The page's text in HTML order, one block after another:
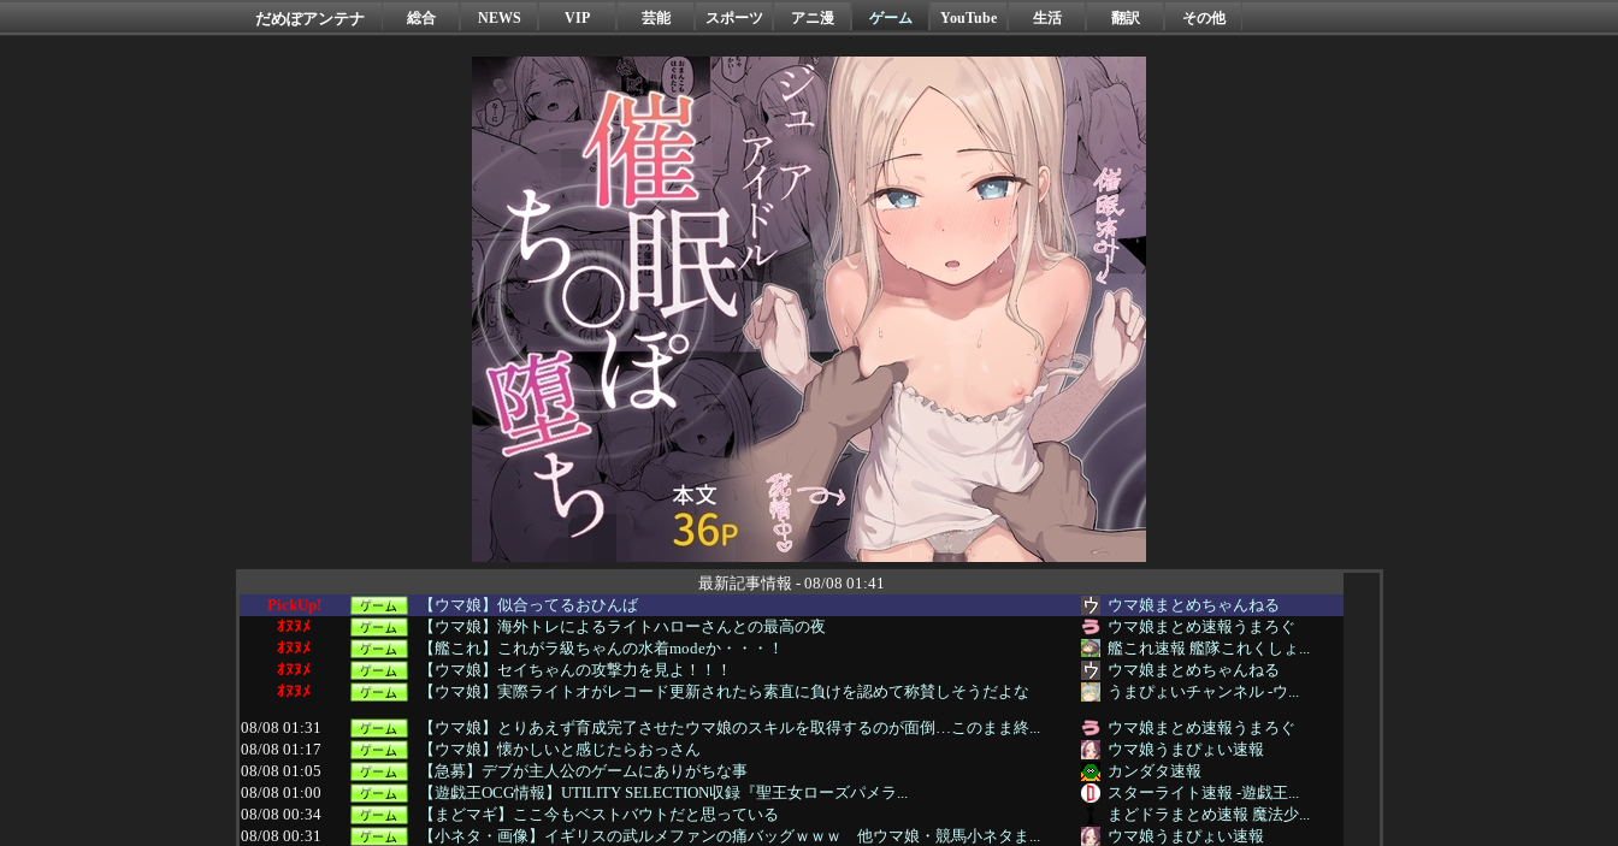
だめぽアンテナ 総合 NEWS VIP 芸能 スポーツ アニ漫 ゲーム YouTube 生活 翻訳 その他
最新記事情報 - 08/08 01:41
PickUp!
【ウマ娘】似合ってるおひんば
ウマ娘まとめちゃんねる
ｵﾇﾇﾒ
【ウマ娘】海外トレによるライトハローさんとの最高の夜
ウマ娘まとめ速報うまろぐ
ｵﾇﾇﾒ
【艦これ】これがラ級ちゃんの水着modeか・・・！
艦これ速報 艦隊これくしょ...
ｵﾇﾇﾒ
【ウマ娘】セイちゃんの攻撃力を見よ！！！
ウマ娘まとめちゃんねる
ｵﾇﾇﾒ
【ウマ娘】実際ライトオがレコード更新されたら素直に負けを認めて称賛しそうだよな
うまぴょいチャンネル -ウ...
08/08 01:31
【ウマ娘】とりあえず育成完了させたウマ娘のスキルを取得するのが面倒…このまま終...
ウマ娘まとめ速報うまろぐ
08/08 01:17
【ウマ娘】懐かしいと感じたらおっさん
ウマ娘うまぴょい速報
08/08 01:05
【急募】デブが主人公のゲームにありがちな事
カンダタ速報
08/08 01:00
【遊戯王OCG情報】UTILITY SELECTION収録『聖王女ローズパメラ...
スターライト速報 -遊戯王...
08/08 00:34
【まどマギ】ここ今もベストバウトだと思っている
まどドラまとめ速報 魔法少...
08/08 00:31
【小ネタ・画像】イギリスの武ルメファンの痛バッグｗｗｗ 他ウマ娘・競馬小ネタま...
ウマ娘うまぴょい速報